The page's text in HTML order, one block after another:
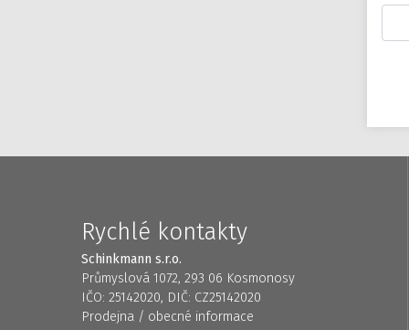
Rychlé kontakty
Schinkmann s.r.o.
Průmyslová 1072, 293 06 Kosmonosy
IČO: 25142020, DIČ: CZ25142020
Prodejna / obecné informace